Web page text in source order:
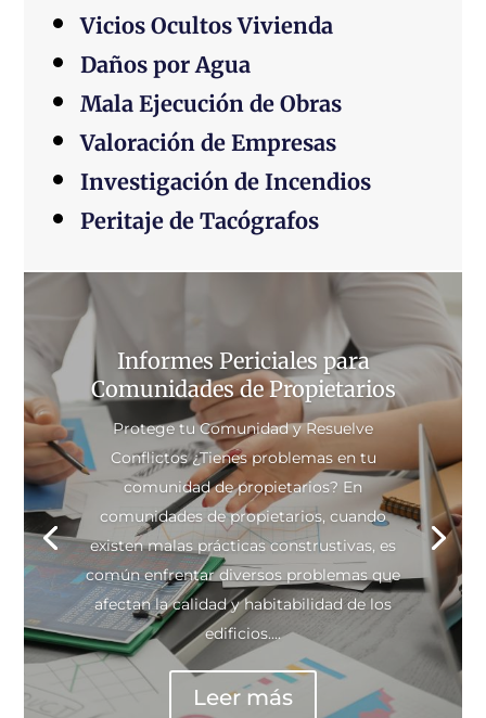
Vicios Ocultos Vivienda
Daños por Agua
Mala Ejecución de Obras
Valoración de Empresas
Investigación de Incendios
Peritaje de Tacógrafos
Informes Periciales para
Comunidades de Propietarios
Protege tu Comunidad y Resuelve
Conflictos ¿Tienes problemas en tu
comunidad de propietarios? En
comunidades de propietarios, cuando
existen malas prácticas construstivas, es
común enfrentar diversos problemas que
afectan la calidad y habitabilidad de los
edificios....
Leer más